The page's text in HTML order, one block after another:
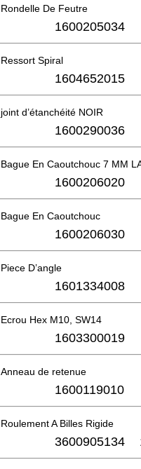
Rondelle De Feutre
1600205034
Ressort Spiral
1604652015
joint d’étanchéité NOIR
1600290036
Bague En Caoutchouc 7 MM
1600206020
Bague En Caoutchouc
1600206030
Piece D’angle
1601334008
Ecrou Hex M10, SW14
1603300019
Anneau de retenue
1600119010
Roulement A Billes Rigide
3600905134